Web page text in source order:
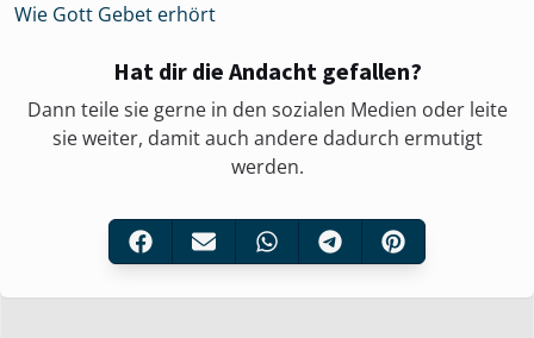
Wie Gott Gebet erhört
Hat dir die Andacht gefallen?
Dann teile sie gerne in den sozialen Medien oder leite
sie weiter, damit auch andere dadurch ermutigt
werden.